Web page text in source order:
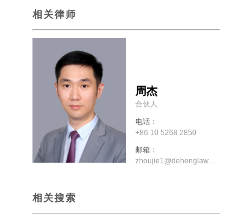
相关律师
周杰
合伙人
电话：
+86 10 5268 2850
邮箱：
zhoujie1@dehenglaw.com
相关搜索